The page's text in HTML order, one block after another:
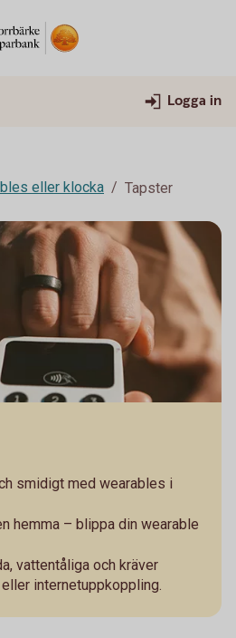
Logga in
eller klocka
Tapster
smidigt med wearables i
hemma – blippa din wearable
vattentåliga och kräver
internetuppkoppling.